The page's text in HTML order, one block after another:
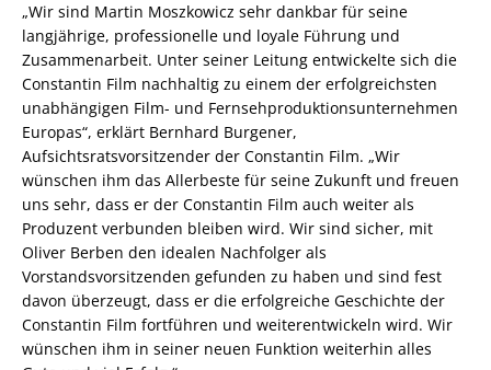
„Wir sind Martin Moszkowicz sehr dankbar für seine
langjährige, professionelle und loyale Führung und
Zusammenarbeit. Unter seiner Leitung entwickelte sich die
Constantin Film nachhaltig zu einem der erfolgreichsten
unabhängigen Film- und Fernsehproduktionsunternehmen
Europas“, erklärt Bernhard Burgener,
Aufsichtsratsvorsitzender der Constantin Film. „Wir
wünschen ihm das Allerbeste für seine Zukunft und freuen
uns sehr, dass er der Constantin Film auch weiter als
Produzent verbunden bleiben wird. Wir sind sicher, mit
Oliver Berben den idealen Nachfolger als
Vorstandsvorsitzenden gefunden zu haben und sind fest
davon überzeugt, dass er die erfolgreiche Geschichte der
Constantin Film fortführen und weiterentwickeln wird. Wir
wünschen ihm in seiner neuen Funktion weiterhin alles